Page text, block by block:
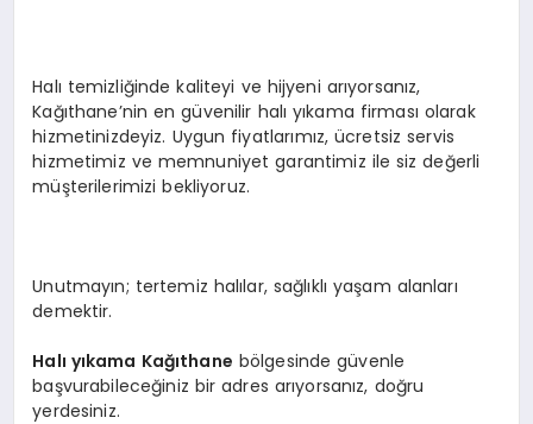
Halı temizliğinde kaliteyi ve hijyeni arıyorsanız,
Kağıthane’nin en güvenilir halı yıkama firması olarak
hizmetinizdeyiz. Uygun fiyatlarımız, ücretsiz servis
hizmetimiz ve memnuniyet garantimiz ile siz değerli
müşterilerimizi bekliyoruz.
Unutmayın; tertemiz halılar, sağlıklı yaşam alanları
demektir.
Halı yıkama Kağıthane bölgesinde güvenle
başvurabileceğiniz bir adres arıyorsanız, doğru
yerdesiniz.